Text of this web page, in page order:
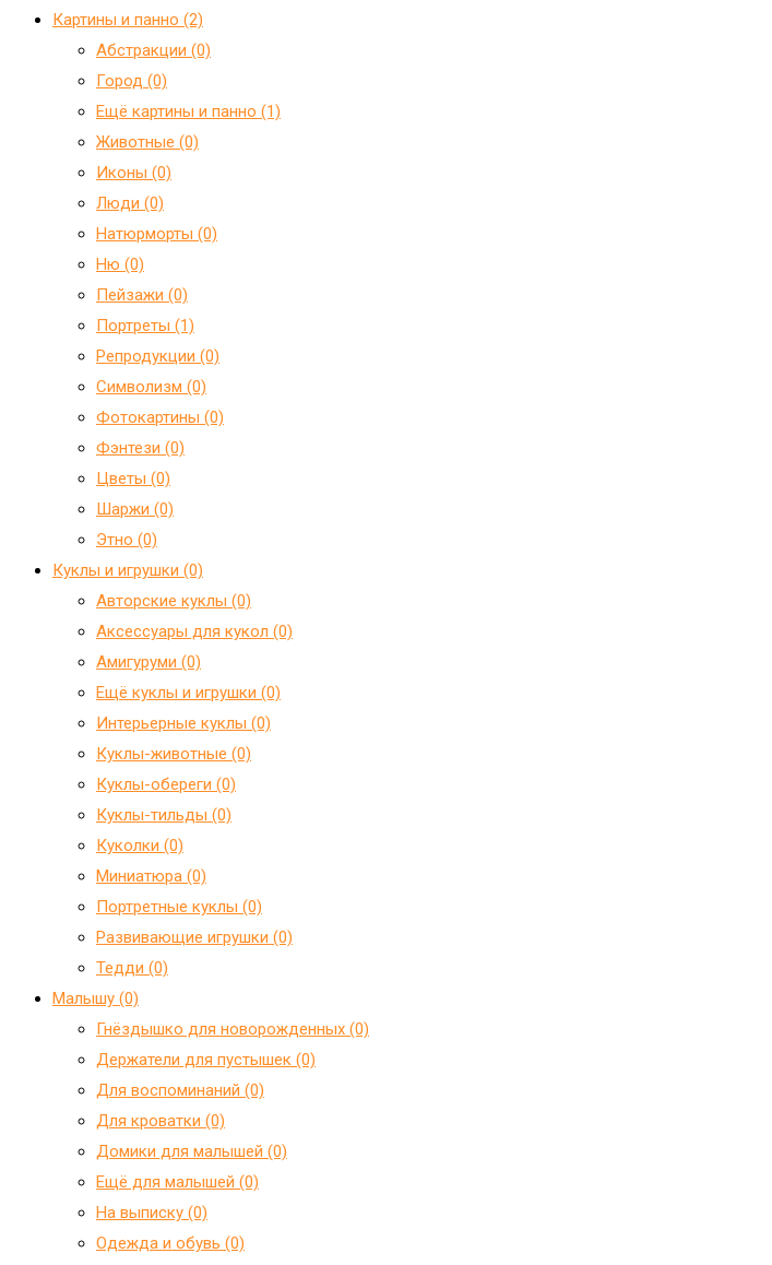
Картины и панно (2)
Абстракции (0)
Город (0)
Ещё картины и панно (1)
Животные (0)
Иконы (0)
Люди (0)
Натюрморты (0)
Ню (0)
Пейзажи (0)
Портреты (1)
Репродукции (0)
Символизм (0)
Фотокартины (0)
Фэнтези (0)
Цветы (0)
Шаржи (0)
Этно (0)
Куклы и игрушки (0)
Авторские куклы (0)
Аксессуары для кукол (0)
Амигуруми (0)
Ещё куклы и игрушки (0)
Интерьерные куклы (0)
Куклы-животные (0)
Куклы-обереги (0)
Куклы-тильды (0)
Куколки (0)
Миниатюра (0)
Портретные куклы (0)
Развивающие игрушки (0)
Тедди (0)
Малышу (0)
Гнёздышко для новорожденных (0)
Держатели для пустышек (0)
Для воспоминаний (0)
Для кроватки (0)
Домики для малышей (0)
Ещё для малышей (0)
На выписку (0)
Одежда и обувь (0)